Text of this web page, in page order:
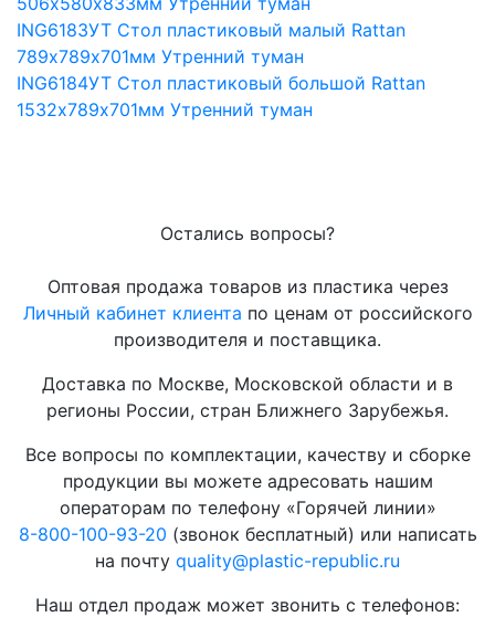
ING6183УТ Стол пластиковый малый Rattan
789х789х701мм Утренний туман
ING6184УТ Стол пластиковый большой Rattan
1532х789х701мм Утренний туман
Остались вопросы?
Оптовая продажа товаров из пластика через
Личный кабинет клиента по ценам от российского
производителя и поставщика.
Доставка по Москве, Московской области и в
регионы России, стран Ближнего Зарубежья.
Все вопросы по комплектации, качеству и сборке
продукции вы можете адресовать нашим
операторам по телефону «Горячей линии»
8-800-100-93-20 (звонок бесплатный) или написать
на почту quality@plastic-republic.ru
Наш отдел продаж может звонить с телефонов: